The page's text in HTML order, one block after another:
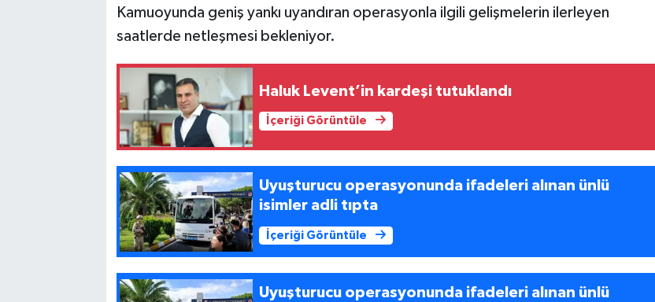
Kamuoyunda geniş yankı uyandıran operasyonla ilgili gelişmelerin ilerleyen
saatlerde netleşmesi bekleniyor.
Haluk Levent’in kardeşi tutuklandı
İçeriği Görüntüle
Uyuşturucu operasyonunda ifadeleri alınan ünlü
isimler adli tıpta
İçeriği Görüntüle
Uyuşturucu operasyonunda ifadeleri alınan ünlü